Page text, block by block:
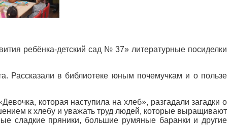
ребёнка-детский сад № 37» литературные посиделки
Рассказали в библиотеке юным почемучкам и о пользе
которая наступила на хлеб», разгадали загадки о
к хлебу и уважать труд людей, которые выращивают
сладкие пряники, большие румяные баранки и другие